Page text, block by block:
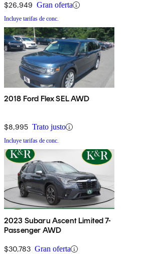
$26,949 Gran oferta
Incluye tarifas de conc.
2018 Ford Flex SEL AWD
$8,995 Trato justo
Incluye tarifas de conc.
2023 Subaru Ascent Limited 7-
Passenger AWD
$30,783 Gran oferta